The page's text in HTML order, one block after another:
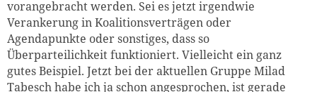
vorangebracht werden. Sei es jetzt irgendwie
Verankerung in Koalitionsverträgen oder
Agendapunkte oder sonstiges, dass so
Überparteilichkeit funktioniert. Vielleicht ein ganz
gutes Beispiel. Jetzt bei der aktuellen Gruppe Milad
Tabeschhabe ich ja schon angesprochen, ist gerade